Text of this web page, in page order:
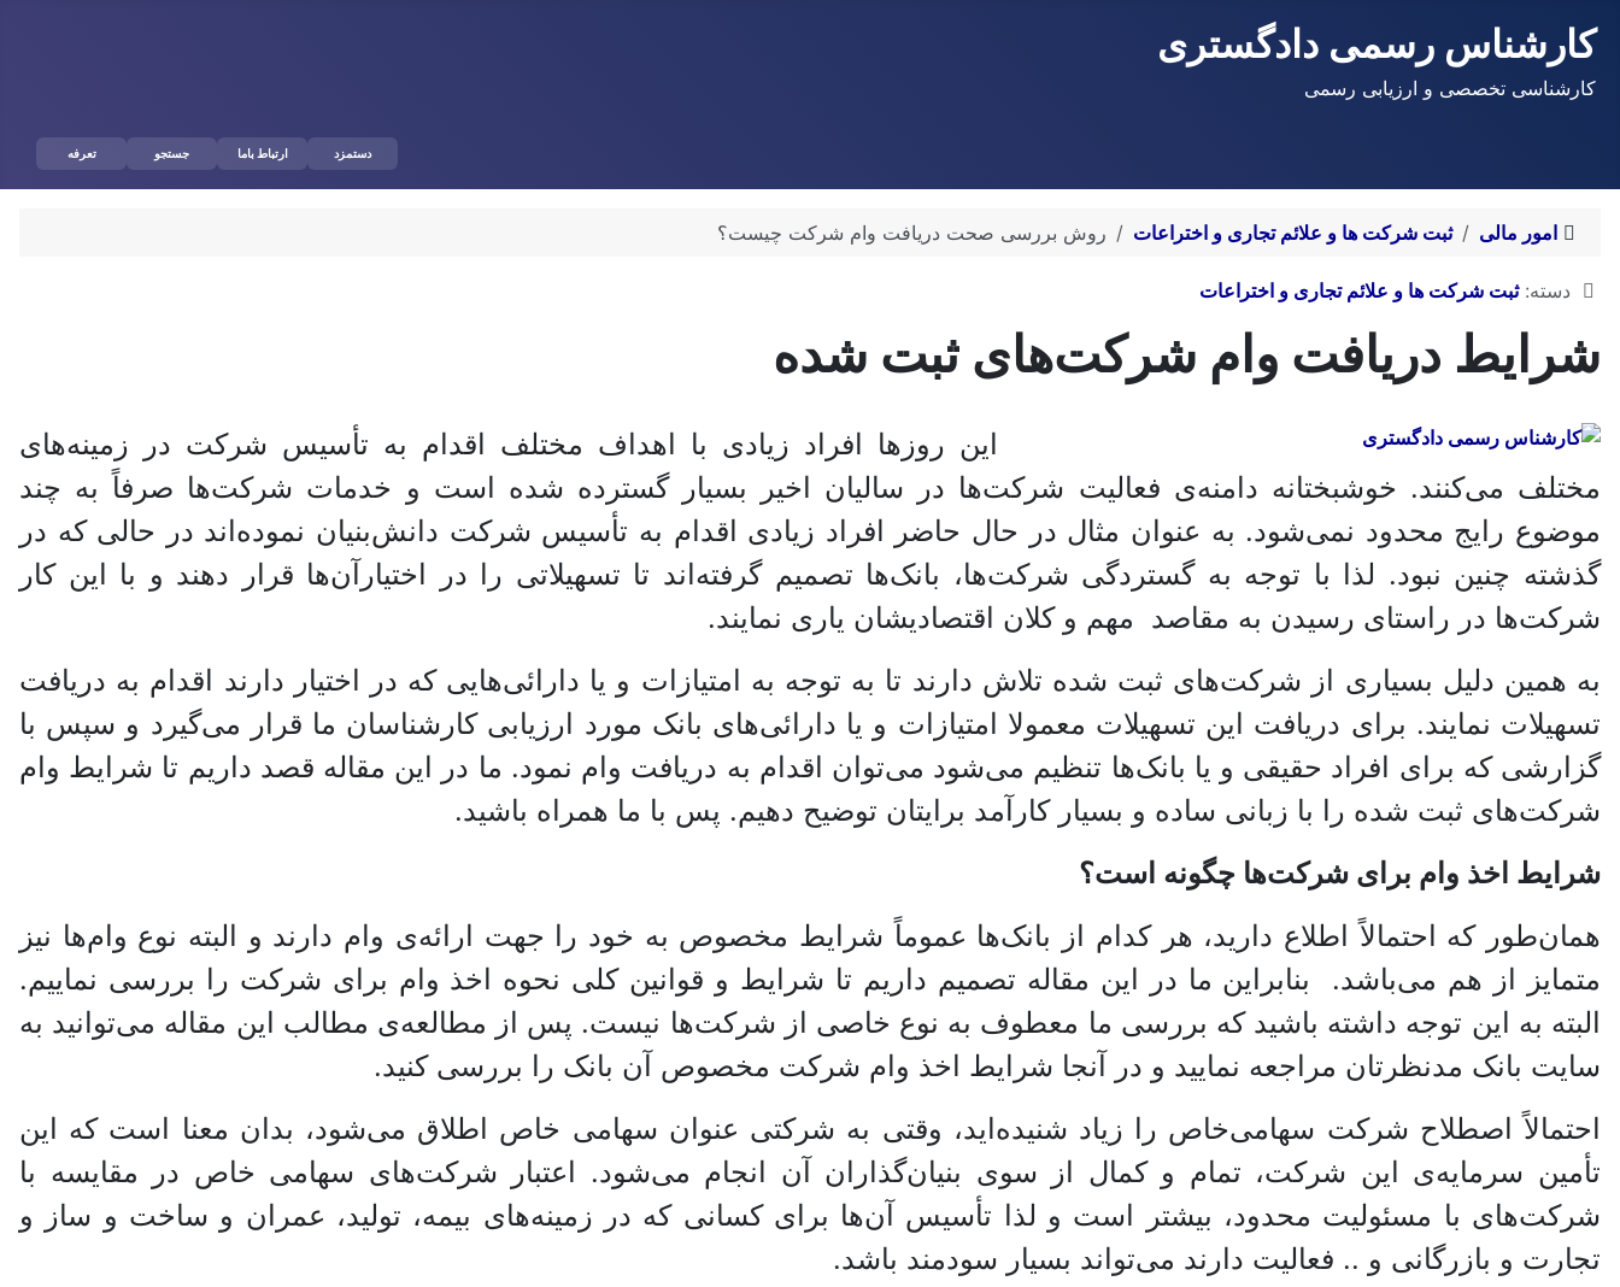
کارشناس رسمی دادگستری
کارشناسی تخصصی و ارزیابی رسمی
دستمزد ارتباط باما جستجو تعرفه
امور مالی ثبت شرکت ها و علائم تجاری و اختراعات روش بررسی صحت دریافت وام شرکت‌ چیست؟
توضیحات
دسته:ثبت شرکت ها و علائم تجاری و اختراعات
شرایط دریافت وام شرکت‌های ثبت شده
این روزها افراد زیادی با اهداف مختلف اقدام به تأسیس شرکت در زمینه‎‌های
مختلف می‌کنند. خوشبختانه دامنه‌ی فعالیت شرکت‌ها در سالیان اخیر بسیار گسترده شده است و خدمات شرکت‌ها صرفاً به چند
موضوع رایج محدود نمی‌شود. به عنوان مثال در حال حاضر افراد زیادی اقدام به تأسیس شرکت دانش‌بنیان نموده‌اند در حالی که در
گذشته چنین نبود. لذا با توجه به گستردگی شرکت‌ها، بانک‌ها تصمیم گرفته‌اند تا تسهیلاتی را در اختیارآن‌ها قرار دهند و با این کار
شرکت‌ها در راستای رسیدن به مقاصد مهم و کلان اقتصادیشان یاری نمایند.
به همین دلیل بسیاری از شرکت‌های ثبت شده تلاش دارند تا به توجه به امتیازات و یا دارائی‌هایی که در اختیار دارند اقدام به دریافت
تسهیلات نمایند. برای دریافت این تسهیلات معمولا امتیازات و یا دارائی‌های بانک مورد ارزیابی کارشناسان ما قرار می‌گیرد و سپس با
گزارشی که برای افراد حقیقی و یا بانک‌ها تنظیم می‌شود می‌توان اقدام به دریافت وام نمود. ما در این مقاله قصد داریم تا شرایط وام
شرکت‌های ثبت شده را با زبانی ساده و بسیار کارآمد برایتان توضیح دهیم. پس با ما همراه باشید.
شرایط اخذ وام برای شرکت‌ها چگونه است؟
همان‌طور که احتمالاً اطلاع دارید، هر کدام از بانک‌ها عموماً شرایط مخصوص به خود را جهت ارائه‌ی وام دارند و البته نوع وام‌ها نیز
متمایز از هم می‌باشد. بنابراین ما در این مقاله تصمیم داریم تا شرایط و قوانین کلی نحوه اخذ وام برای شرکت را بررسی نماییم.
البته به این توجه داشته باشید که بررسی ما معطوف به نوع خاصی از شرکت‌ها نیست. پس از مطالعه‌ی مطالب این مقاله می‌توانید به
سایت بانک مدنظرتان مراجعه نمایید و در آنجا شرایط اخذ وام شرکت مخصوص آن بانک را بررسی کنید.
احتمالاً اصطلاح شرکت سهامی‌خاص را زیاد شنیده‌اید، وقتی به شرکتی عنوان سهامی خاص اطلاق می‌شود، بدان معنا است که این
تأمین سرمایه‌ی این شرکت، تمام و کمال از سوی بنیان‌‎گذاران آن انجام می‌شود. اعتبار شرکت‌های سهامی خاص در مقایسه با
شرکت‌های با مسئولیت محدود، بیشتر است و لذا تأسیس آن‌ها برای کسانی که در زمینه‌های بیمه، تولید، عمران و ساخت و ساز و
تجارت و بازرگانی و .. فعالیت دارند می‌تواند بسیار سودمند باشد.